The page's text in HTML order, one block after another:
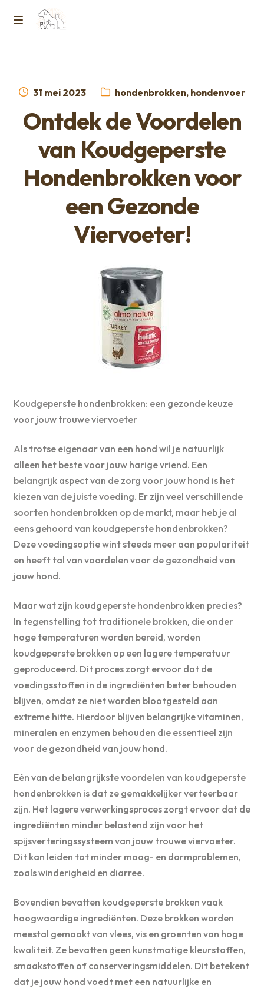
Ga
Ga
n
u
Horcon Webshop – GDPR / Voorwaarden /
Privacybeleid
Over ons
Geplaatst
31 mei 2023 Categorieën:
hondenbrokken, hondenvoer
Ontdek de Voordelen
van Koudgeperste
Hondenbrokken voor
een Gezonde
Viervoeter!
Koudgeperste hondenbrokken: een gezonde keuze
voor jouw trouwe viervoeter
Als trotse eigenaar van een hond wil je natuurlijk
alleen het beste voor jouw harige vriend. Een
belangrijk aspect van de zorg voor jouw hond is het
kiezen van de juiste voeding. Er zijn veel verschillende
soorten hondenbrokken op de markt, maar heb je al
eens gehoord van koudgeperste hondenbrokken?
Deze voedingsoptie wint steeds meer aan populariteit
en heeft tal van voordelen voor de gezondheid van
jouw hond.
Maar wat zijn koudgeperste hondenbrokken precies?
In tegenstelling tot traditionele brokken, die onder
hoge temperaturen worden bereid, worden
koudgeperste brokken op een lagere temperatuur
geproduceerd. Dit proces zorgt ervoor dat de
voedingsstoffen in de ingrediënten beter behouden
blijven, omdat ze niet worden blootgesteld aan
extreme hitte. Hierdoor blijven belangrijke vitaminen,
mineralen en enzymen behouden die essentieel zijn
voor de gezondheid van jouw hond.
Eén van de belangrijkste voordelen van koudgeperste
hondenbrokken is dat ze gemakkelijker verteerbaar
zijn. Het lagere verwerkingsproces zorgt ervoor dat de
ingrediënten minder belastend zijn voor het
spijsverteringssysteem van jouw trouwe viervoeter.
Dit kan leiden tot minder maag- en darmproblemen,
zoals winderigheid en diarree.
Bovendien bevatten koudgeperste brokken vaak
hoogwaardige ingrediënten. Deze brokken worden
meestal gemaakt van vlees, vis en groenten van hoge
kwaliteit. Ze bevatten geen kunstmatige kleurstoffen,
smaakstoffen of conserveringsmiddelen. Dit betekent
dat je jouw hond voedt met een natuurlijke en